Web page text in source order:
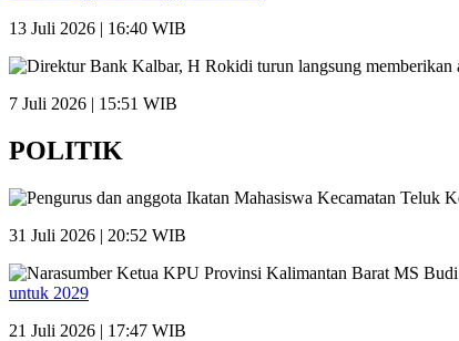
13 Juli 2026 | 16:40 WIB
7 Juli 2026 | 15:51 WIB
POLITIK
31 Juli 2026 | 20:52 WIB
untuk 2029
21 Juli 2026 | 17:47 WIB